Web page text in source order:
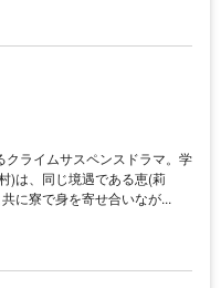
ライムサスペンスドラマ。学
)は、同じ境遇である恵(莉
に寮で身を寄せ合いなが...